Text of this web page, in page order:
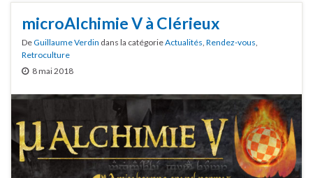
microAlchimie V à Clérieux
DeGuillaume Verdin dans la catégorieActualités, Rendez-vous,
Retroculture
8 mai 2018